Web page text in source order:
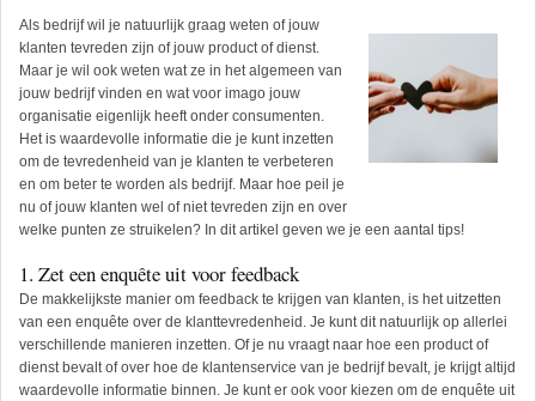
Als bedrijf wil je natuurlijk graag weten of jouw
klanten tevreden zijn of jouw product of dienst.
Maar je wil ook weten wat ze in het algemeen van
jouw bedrijf vinden en wat voor imago jouw
organisatie eigenlijk heeft onder consumenten.
Het is waardevolle informatie die je kunt inzetten
om de tevredenheid van je klanten te verbeteren
en om beter te worden als bedrijf. Maar hoe peil je
nu of jouw klanten wel of niet tevreden zijn en over
welke punten ze struikelen? In dit artikel geven we je een aantal tips!
1. Zet een enquête uit voor feedback
De makkelijkste manier om feedback te krijgen van klanten, is het uitzetten
van een enquête over de klanttevredenheid. Je kunt dit natuurlijk op allerlei
verschillende manieren inzetten. Of je nu vraagt naar hoe een product of
dienst bevalt of over hoe de klantenservice van je bedrijf bevalt, je krijgt altijd
waardevolle informatie binnen. Je kunt er ook voor kiezen om de enquête uit